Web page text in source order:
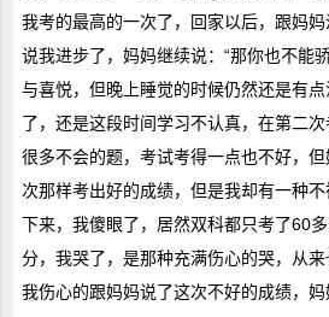
我考的最高的一次了，回家以后，跟妈
说我进步了，妈妈继续说：“那你也不能
与喜悦，但晚上睡觉的时候仍然还是有
了，还是这段时间学习不认真，在第二
很多不会的题，考试考得一点也不好，
次那样考出好的成绩，但是我却有一种
下来，我傻眼了，居然双科都只考了60
分，我哭了，是那种充满伤心的哭，从来
我伤心的跟妈妈说了这次不好的成绩，妈